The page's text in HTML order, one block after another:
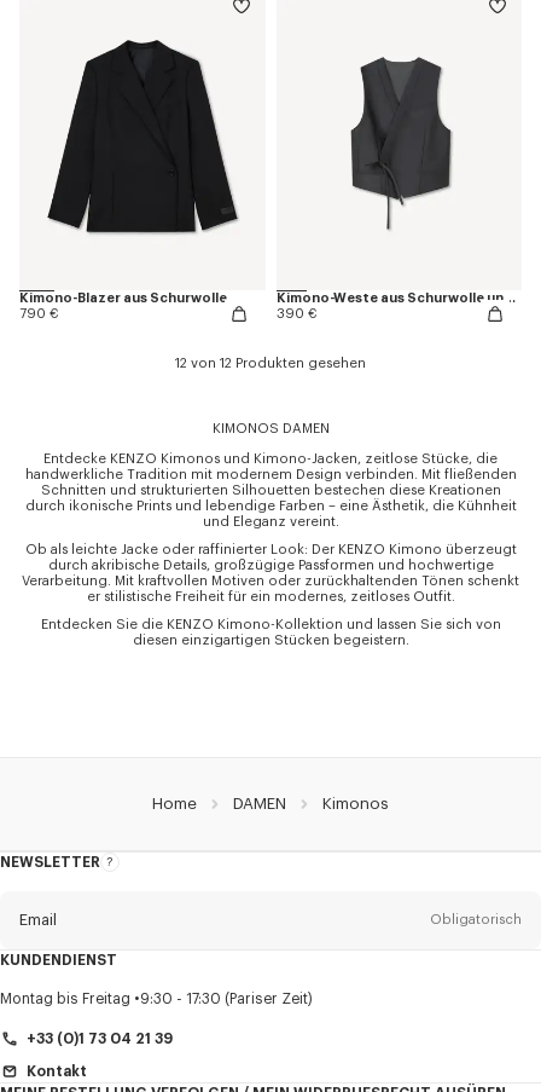
Kimono-Blazer aus Schurwolle
790 €
Kimono-Weste aus Schurwolle und Seide
390 €
12 von 12 Produkten gesehen
KIMONOS DAMEN
Entdecke KENZO Kimonos und Kimono-Jacken, zeitlose Stücke, die
handwerkliche Tradition mit modernem Design verbinden. Mit fließenden
Schnitten und strukturierten Silhouetten bestechen diese Kreationen
durch ikonische Prints und lebendige Farben – eine Ästhetik, die Kühnheit
und Eleganz vereint.
Ob als leichte Jacke oder raffinierter Look: Der KENZO Kimono überzeugt
durch akribische Details, großzügige Passformen und hochwertige
Verarbeitung. Mit kraftvollen Motiven oder zurückhaltenden Tönen schenkt
er stilistische Freiheit für ein modernes, zeitloses Outfit.
Entdecken Sie die KENZO Kimono-Kollektion und lassen Sie sich von
diesen einzigartigen Stücken begeistern.
Home DAMEN Kimonos
NEWSLETTER
Über
Email Obligatorisch
Anrede Obligatorisch
KUNDENDIENST
Montag bis Freitag 9:30 - 17:30 (Pariser Zeit)
+33 (0)1 73 04 21 39
Kontakt